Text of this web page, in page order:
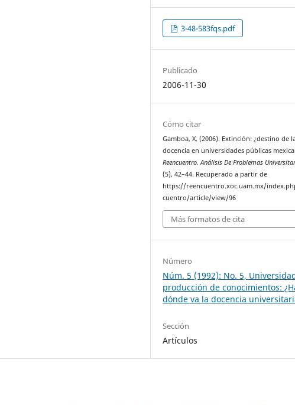
3-48-583fqs.pdf
Publicado
2006-11-30
Cómo citar
Gamboa, X. (2006). Extinción: ¿destino de
docencia en universidades públicas
Reencuentro. Análisis De Problemas
(5), 42–44. Recuperado a partir de
https://reencuentro.xoc.uam.mx/
cuentro/article/view/96
Más formatos de cita
Número
Núm. 5 (1992): No. 5,
producción de conocimientos:
dónde va la docencia
Sección
Artículos